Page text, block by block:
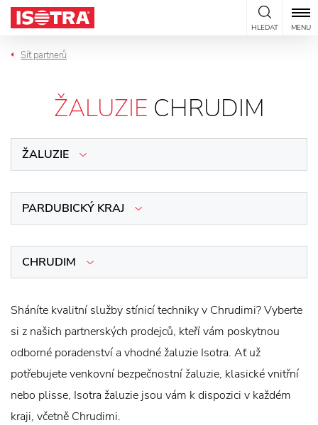
Přeskočit na obsah
HLEDAT MENU
Síť partnerů
ŽALUZIE CHRUDIM
ŽALUZIE
PARDUBICKÝ KRAJ
CHRUDIM
Sháníte kvalitní služby stínicí techniky v Chrudimi? Vyberte
si z našich partnerských prodejců, kteří vám poskytnou
odborné poradenství a vhodné žaluzie Isotra. Ať už
potřebujete venkovní bezpečnostní žaluzie, klasické vnitřní
nebo plisse, Isotra žaluzie jsou vám k dispozici v každém
kraji, včetně Chrudimi.